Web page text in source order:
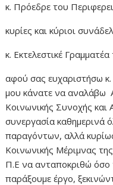
κ. Πρόεδρε του
κυρίες και κύριοι
κ. Εκτελεστικέ
αφού σας ευχαριστήσω κ.
μου κάνατε να αναλάβω
Κοινωνικής Συνοχής
συνεργασία
παραγόντων, αλλά
Κοινωνικής Μέριμνας
Π.Ε να ανταποκριθώ όσο
παράξουμε έργο,